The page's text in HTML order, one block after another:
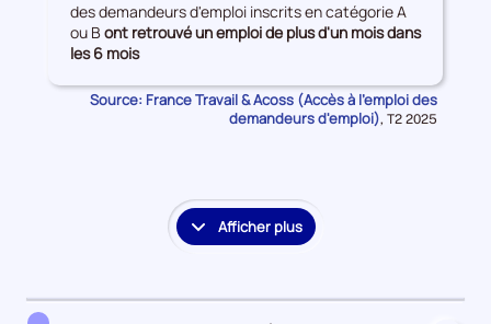
à
l'emploi
des demandeurs d'emploi inscrits en catégorie A
ou Bont retrouvé un emploi de plus d'un mois dans
les 6 mois
Source: France Travail & Acoss (Accès à l'emploi des
demandeurs d'emploi), Données
T2 2025
Afficher plus
le